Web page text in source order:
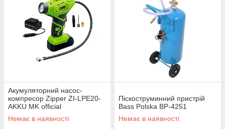
Акумуляторний насос-
компресор Zipper ZI-LPE20-
AKKU MK official
Немає в наявності
Піскоструминний пристрій
Bass Polska BP-4251
Немає в наявності